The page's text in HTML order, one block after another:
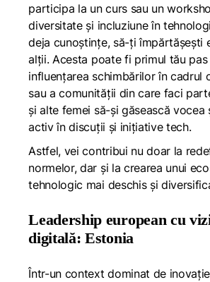
participa la un curs sau un
diversitate și incluziune în
deja cunoștințe, să-ți împărtășești
alții. Acesta poate fi primul tău
influențarea schimbărilor în cadrul
sau a comunității din care faci
și alte femei să-și găsească vocea
activ în discuții și inițiative tech.
Astfel, vei contribui nu doar la
normelor, dar și la crearea unui
tehnologic mai deschis și
Leadership european cu
digitală: Estonia
Într-un context dominat de